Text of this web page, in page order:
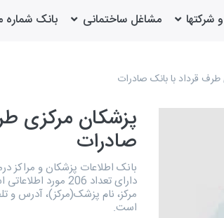
شرکتها مشاغل ساختمانی بانک شماره
قرداد با بانک صادرات
پزشکان مرکزی
صادرات
بانک اطلاعات پزشکان و مراکز
دارای تعداد 206
مرکز، نام پزشک(مرکز)، آدرس
است.